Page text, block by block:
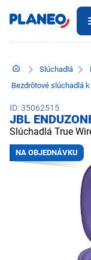
Slúchadlá
Bezdrôtové slúchadlá
ID: 35062515
JBL
Slúchadlá True
NA OBJEDNÁVKU